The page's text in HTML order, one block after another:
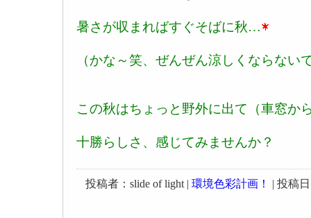
暑さが収まればすぐそばに秋…
（かな～笑、ぜんぜん涼しくならない
この秋はちょっと野外に出て（車窓か
十勝らしさ、感じてみませんか？
投稿者：slide of light | 環境色彩計画！ | 投稿